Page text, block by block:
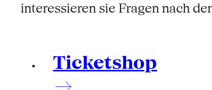
interessieren sie Fragen nach
Ticketshop